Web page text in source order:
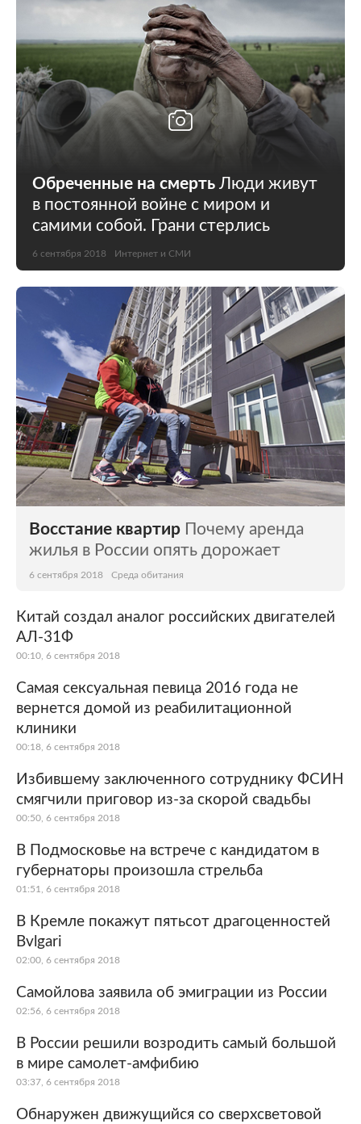
Обреченные на смерть Люди живут
в постоянной войне с миром и
самими собой. Грани стерлись
6 сентября 2018 Интернет и СМИ
Восстание квартир Почему аренда
жилья в России опять дорожает
6 сентября 2018 Среда обитания
Китай создал аналог российских двигателей
АЛ-31Ф
00:10, 6 сентября 2018
Самая сексуальная певица 2016 года не
вернется домой из реабилитационной
клиники
00:18, 6 сентября 2018
Избившему заключенного сотруднику ФСИН
смягчили приговор из-за скорой свадьбы
00:50, 6 сентября 2018
В Подмосковье на встрече с кандидатом в
губернаторы произошла стрельба
01:51, 6 сентября 2018
В Кремле покажут пятьсот драгоценностей
Bvlgari
02:00, 6 сентября 2018
Самойлова заявила об эмиграции из России
02:56, 6 сентября 2018
В России решили возродить самый большой
в мире самолет-амфибию
03:37, 6 сентября 2018
Обнаружен движущийся со сверхсветовой